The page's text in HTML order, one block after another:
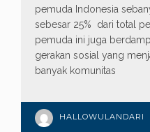
pemuda Indonesia
sebesar 25% dari total
pemuda ini juga
gerakan sosial yang
banyak komunitas
HALLOWULANDARI